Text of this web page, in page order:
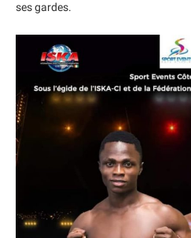
ses gardes.